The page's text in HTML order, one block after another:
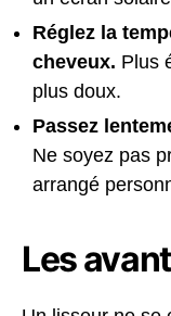
Réglez la
cheveux. Plus
plus doux.
Passez
Ne soyez pas
arrangé
Les